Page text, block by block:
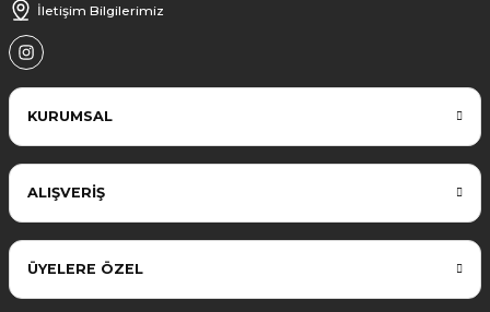
İletişim Bilgilerimiz
KURUMSAL
ALIŞVERİŞ
ÜYELERE ÖZEL